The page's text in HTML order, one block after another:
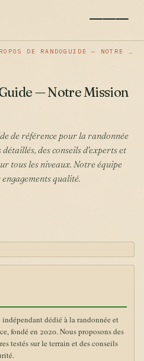
DE RANDOGUIDE — NOTRE MISSION ET NOTRE ÉQUIPE
— Notre Mission
des conseils d'experts et
tous les niveaux. Notre équipe
qualité.
dédié à la randonnée et
fondé en 2020. Nous proposons des
testés sur le terrain et des conseils